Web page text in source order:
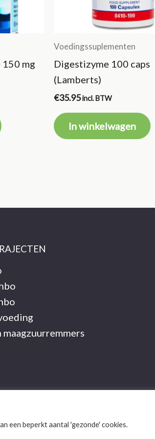
mg
Voedingssuplementen
Digestizyme 100 caps
(Lamberts)
€35.95incl. BTW
In winkelwagen
een beperkt aantal 'gezonde' cookies.